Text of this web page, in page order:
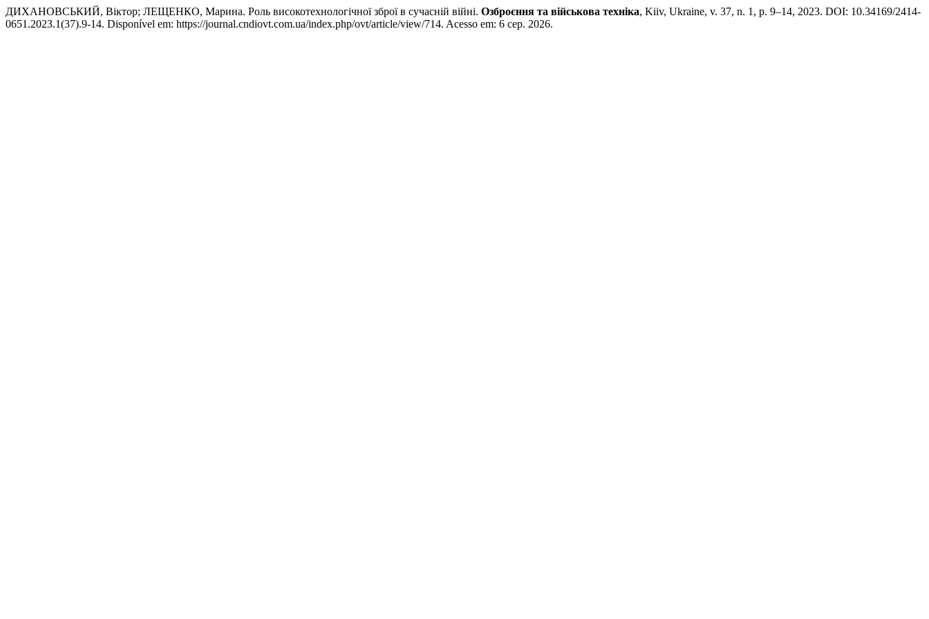
ДИХАНОВСЬКИЙ, Віктор; ЛЕЩЕНКО, Марина. Роль високотехнологічної зброї в сучасній війні. Озброєння та військова техніка, Kiiv, Ukraine, v. 37, n. 1, p. 9–14, 2023. DOI: 10.34169/2414-
0651.2023.1(37).9-14. Disponível em: https://journal.cndiovt.com.ua/index.php/ovt/article/view/714. Acesso em: 6 сер. 2026.